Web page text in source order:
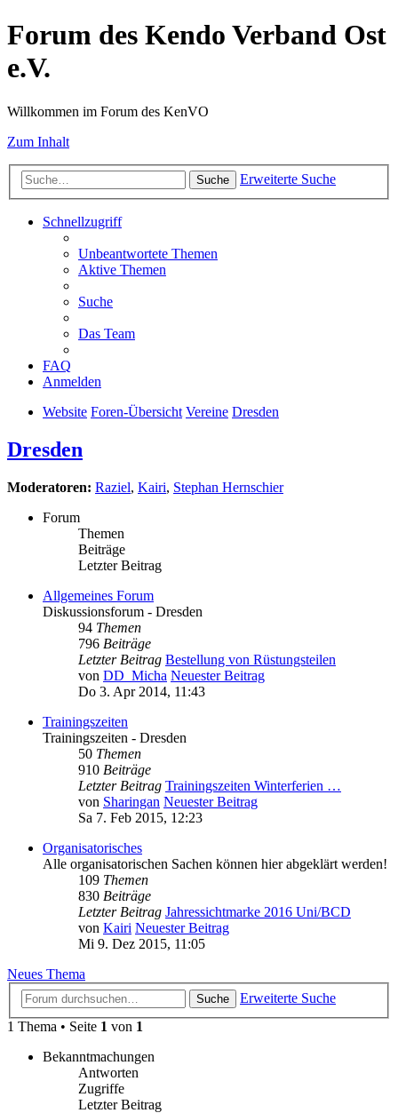
Forum des Kendo Verband Ost
e.V.
Willkommen im Forum des KenVO
Zum Inhalt
Suche Erweiterte Suche
Schnellzugriff
Unbeantwortete Themen
Aktive Themen
Suche
Das Team
FAQ
Anmelden
Website Foren-Übersicht Vereine Dresden
Dresden
Moderatoren: Raziel, Kairi, Stephan Hernschier
Forum
Themen
Beiträge
Letzter Beitrag
Allgemeines Forum
Diskussionsforum - Dresden
94 Themen
796 Beiträge
Letzter Beitrag Bestellung von Rüstungsteilen
von DD_Micha Neuester Beitrag
Do 3. Apr 2014, 11:43
Trainingszeiten
Trainingszeiten - Dresden
50 Themen
910 Beiträge
Letzter Beitrag Trainingszeiten Winterferien …
von Sharingan Neuester Beitrag
Sa 7. Feb 2015, 12:23
Organisatorisches
Alle organisatorischen Sachen können hier abgeklärt werden!
109 Themen
830 Beiträge
Letzter Beitrag Jahressichtmarke 2016 Uni/BCD
von Kairi Neuester Beitrag
Mi 9. Dez 2015, 11:05
Neues Thema
Suche
Erweiterte Suche
1 Thema • Seite 1 von 1
Bekanntmachungen
Antworten
Zugriffe
Letzter Beitrag